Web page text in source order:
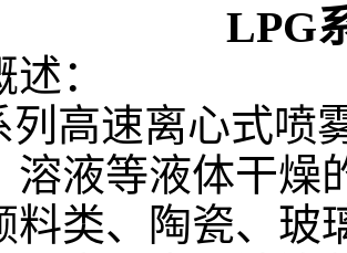
LPG
：
列高速离心式喷
溶液等液体干燥
料类、陶瓷、玻